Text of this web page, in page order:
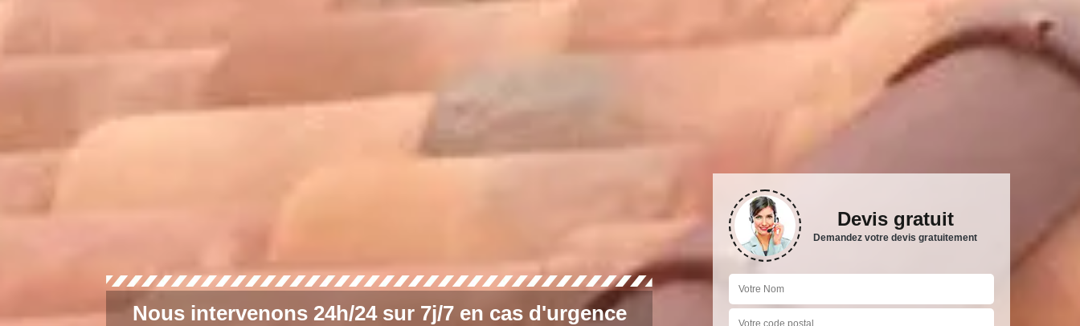
Nous intervenons 24h/24 sur 7j/7 en cas d'urgence
Devis gratuit
Demandez votre devis gratuitement